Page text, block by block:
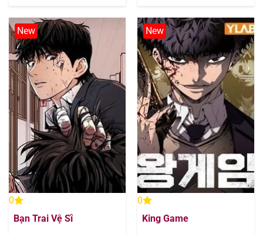
New
0
Bạn Trai Vệ Sĩ
New
0
King Game